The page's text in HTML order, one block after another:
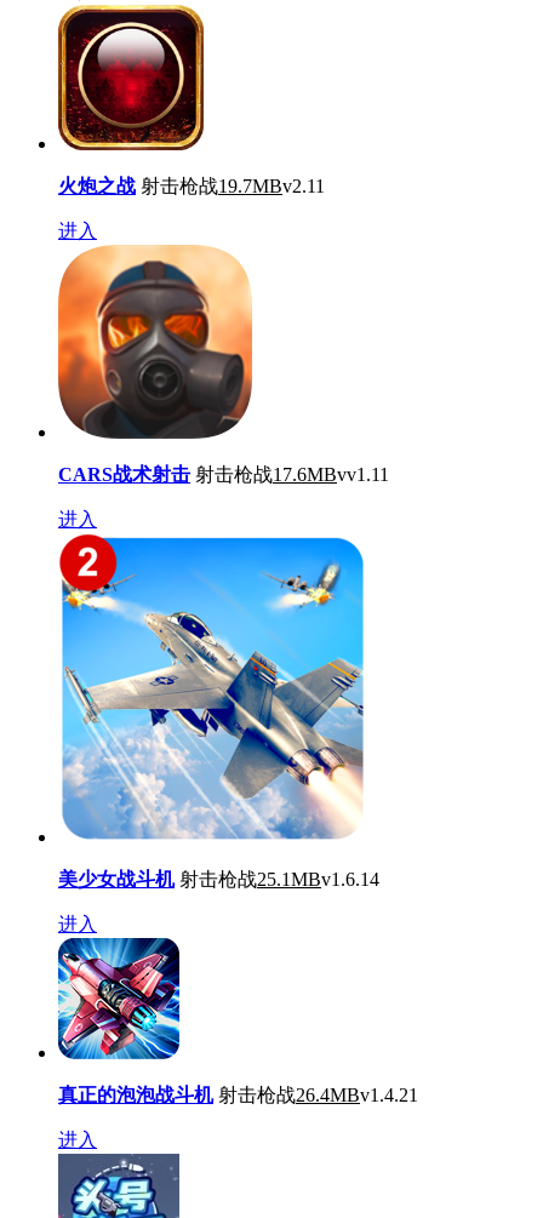
火炮之战 射击枪战19.7MBv2.11
进入
CARS战术射击 射击枪战17.6MBvv1.11
进入
美少女战斗机 射击枪战25.1MBv1.6.14
进入
真正的泡泡战斗机 射击枪战26.4MBv1.4.21
进入